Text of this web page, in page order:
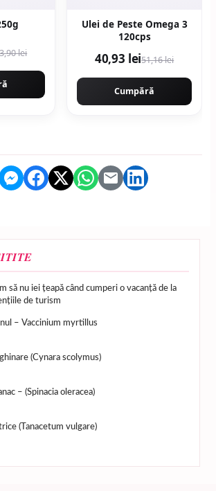
lei
Ulei de Peste Omega 3
120cps
40,93 lei51,16 lei
Cumpără
să nu iei țeapă când cumperi o vacanță de la
de turism
– Vaccinium myrtillus
(Cynara scolymus)
– (Spinacia oleracea)
(Tanacetum vulgare)